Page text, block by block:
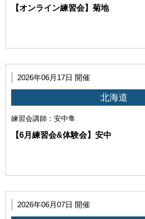
当研究所は、本サービス利用時にコン
染等によって発生したコンピューター
等の損害と、 また本サービスに使用
ルにより、セミナー中、セミナー外
【オンライン練習会】菊地
2026年06月17日 開催
北海道
練習会講師：安中隼
【6月練習会&体験会】安中
2026年06月07日 開催